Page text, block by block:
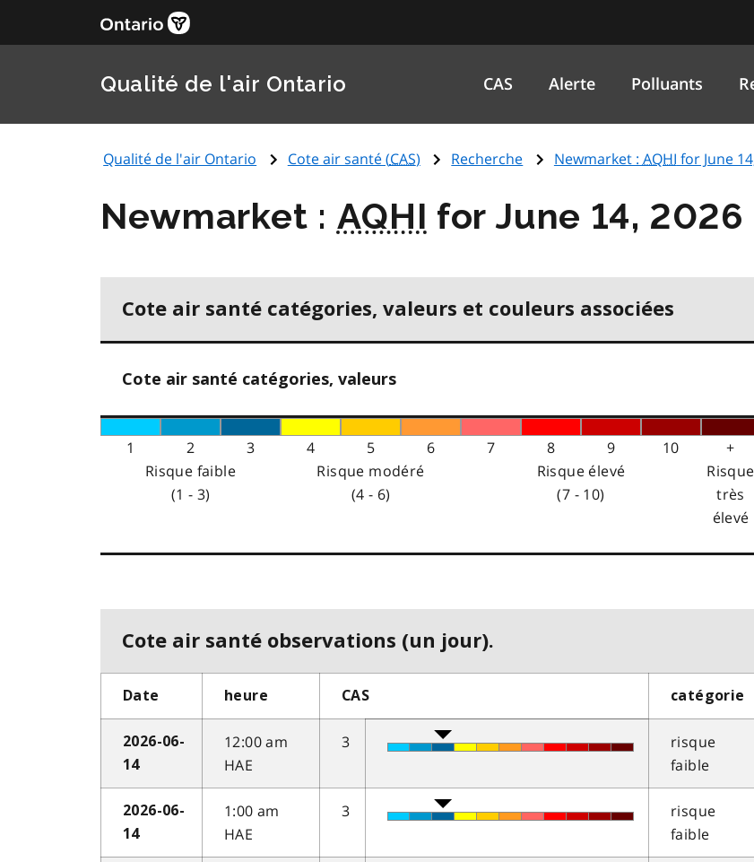
Qualité de l'air Ontario CAS Alerte Polluants
Qualité de l'air Ontario Cote air santé (CAS) Recherche Newmarket : AQHI for June
Newmarket : AQHI for June 14, 2026
Cote air santé catégories, valeurs et couleurs associées
Cote air santé catégories, valeurs
1 2 3 4 5 6 7 8 9 10
+
Risque faible
(1 - 3)
Risque modéré
(4 - 6)
Risque élevé
(7 - 10)
Risque
très
élevé
Cote air santé observations (un jour).
Date heure CAS catégorie
2026-06-
14
12:00 am
HAE
3
risque
faible
2026-06-
14
1:00 am
HAE
3
risque
faible